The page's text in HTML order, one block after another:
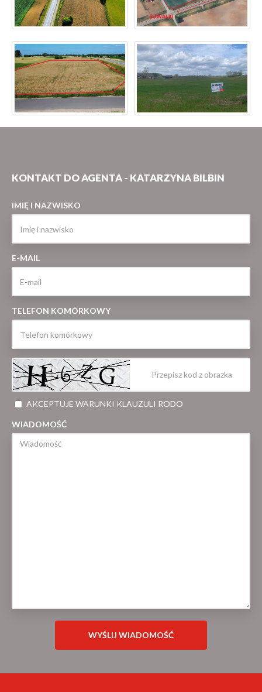
KONTAKT DO AGENTA - KATARZYNA BILBIN
IMIĘ I NAZWISKO
E-MAIL
TELEFON KOMÓRKOWY
AKCEPTUJE WARUNKI KLAUZULI RODO
WIADOMOŚĆ